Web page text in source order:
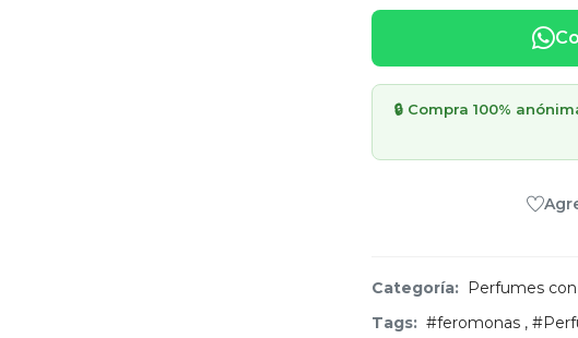
🔒 Compra 100%
Categoría: Perfumes
Tags: #feromonas ,